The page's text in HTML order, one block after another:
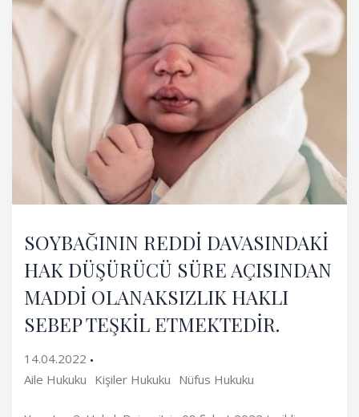
SOYBAĞININ REDDİ DAVASINDAKİ
HAK DÜŞÜRÜCÜ SÜRE AÇISINDAN
MADDİ OLANAKSIZLIK HAKLI
SEBEP TEŞKİL ETMEKTEDİR.
14.04.2022
Aile Hukuku Kişiler Hukuku Nüfus Hukuku